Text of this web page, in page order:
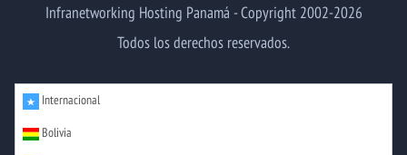
Infranetworking Hosting Panamá - Copyright 2002-2026
Todos los derechos reservados.
Internacional
Bolivia